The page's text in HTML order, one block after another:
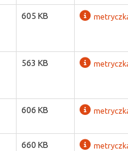
605 KB
563 KB
606 KB
660 KB